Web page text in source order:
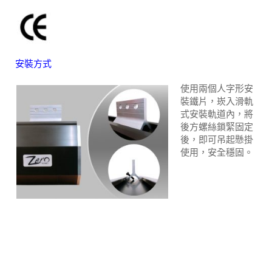
安裝方式
使用兩個人字形安
裝鐵片，崁入滑軌
式安裝軌道內，將
後方螺絲鎖緊固定
後，即可吊起懸掛
使用，安全穩固。